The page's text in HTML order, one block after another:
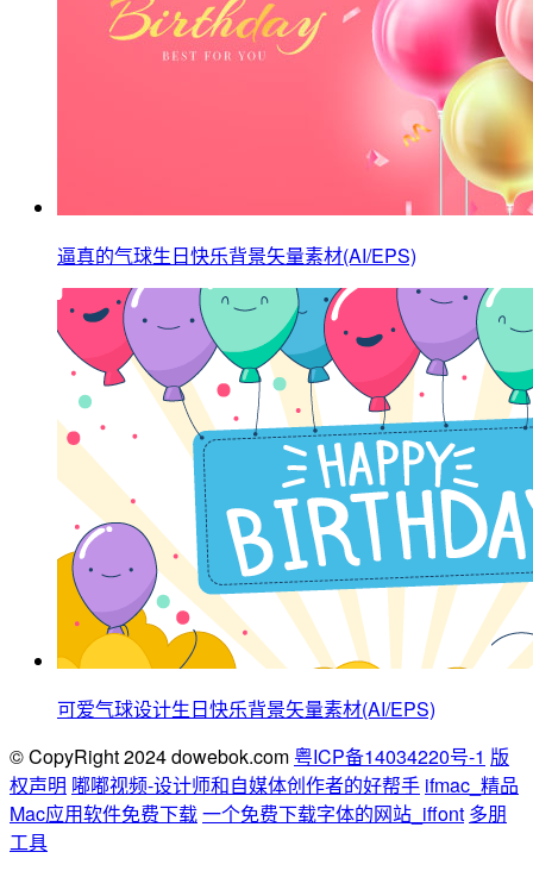
逼真的气球生日快乐背景矢量素材(AI/EPS)
可爱气球设计生日快乐背景矢量素材(AI/EPS)
© CopyRight 2024 dowebok.com 粤ICP备14034220号-1 版
权声明 嘟嘟视频-设计师和自媒体创作者的好帮手 ifmac_精品
Mac应用软件免费下载一个免费下载字体的网站_iffont 多朋
工具